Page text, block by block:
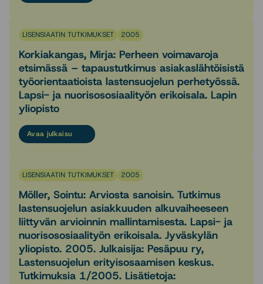
LISENSIAATIN TUTKIMUKSET 2005
Korkiakangas, Mirja: Perheen voimavaroja
etsimässä – tapaustutkimus asiakaslähtöisistä
työorientaatioista lastensuojelun perhetyössä.
Lapsi- ja nuorisososiaalityön erikoisala. Lapin
yliopisto
Avaa julkaisu
LISENSIAATIN TUTKIMUKSET 2005
Möller, Sointu: Arviosta sanoisin. Tutkimus
lastensuojelun asiakkuuden alkuvaiheeseen
liittyvän arvioinnin mallintamisesta. Lapsi- ja
nuorisososiaalityön erikoisala. Jyväskylän
yliopisto. 2005. Julkaisija: Pesäpuu ry,
Lastensuojelun erityisosaamisen keskus.
Tutkimuksia 1/2005. Lisätietoja: